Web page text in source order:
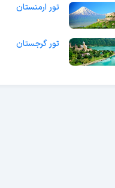
تور ارمنستان
تور گرجستان